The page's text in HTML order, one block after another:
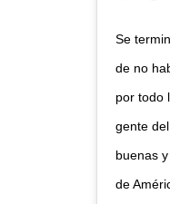
Se
de no
por todo
gente
buenas
de